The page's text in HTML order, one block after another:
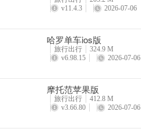
v11.4.3
2026-07-06
哈罗单车ios版
旅行出行
324.9 M
v6.98.15
2026-07-06
摩托范苹果版
旅行出行
412.8 M
v3.66.80
2026-07-06